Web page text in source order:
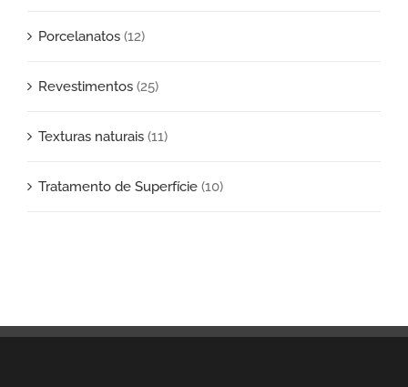
Porcelanatos (12)
Revestimentos (25)
Texturas naturais (11)
Tratamento de Superfície (10)